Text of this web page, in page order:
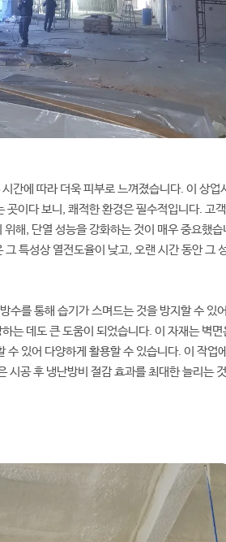
간에 따라 더욱 피부로 느껴졌습니다. 이 상업
곳이다 보니, 쾌적한 환경은 필수적입니다. 고객
위해, 단열 성능을 강화하는 것이 매우 중요했습
그 특성상 열전도율이 낮고, 오랜 시간 동안 그
수를 통해 습기가 스며드는 것을 방지할 수 있
는 데도 큰 도움이 되었습니다. 이 자재는 벽면
수 있어 다양하게 활용할 수 있습니다. 이 작업
시공 후 냉난방비 절감 효과를 최대한 늘리는 것